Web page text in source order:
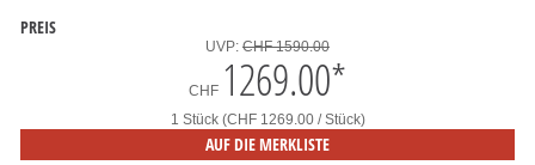
PREIS
UVP: CHF 1590.00
CHF 1269.00*
1 Stück (CHF 1269.00 / Stück)
AUF DIE MERKLISTE